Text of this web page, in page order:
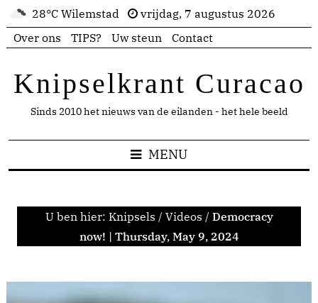
28°C Wilemstad
vrijdag, 7 augustus 2026
Over ons
TIPS? Uw steun Contact
Knipselkrant Curacao
Sinds 2010 het nieuws van de eilanden - het hele beeld
MENU
U ben hier: Knipsels / Videos / Democracy
now! | Thursday, May 9, 2024